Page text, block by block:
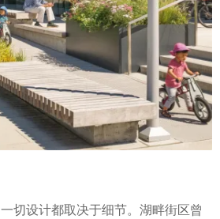
一切设计都取决于细节。湖畔街区曾